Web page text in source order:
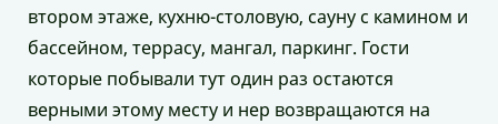
втором этаже, кухню-столовую, сауну с камином и
бассейном, террасу, мангал, паркинг. Гости
которые побывали тут один раз остаются
верными этому месту и нер возвращаются на